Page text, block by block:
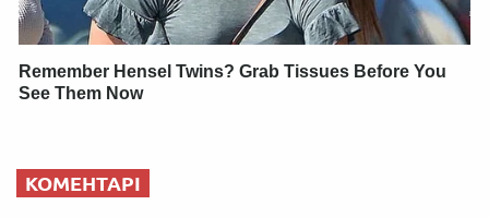
Remember Hensel Twins? Grab Tissues Before You
See Them Now
КОМЕНТАРІ